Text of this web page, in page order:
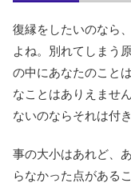
復縁をしたいのなら
よね。別れてしまう
の中にあなたのこと
なことはありえませ
ないのならそれは付
事の大小はあれど、
らなかった点がある